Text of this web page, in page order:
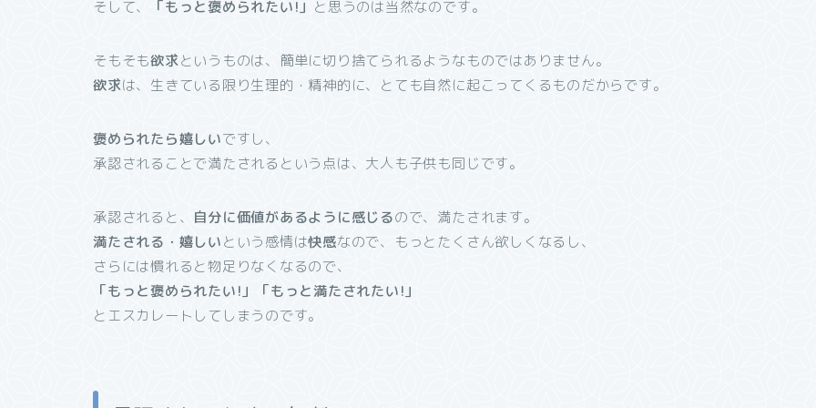
そして、 「もっと褒められたい!」 と思うのは当然なのです。
そもそも欲求というものは、簡単に切り捨てられるようなものではありません。
欲求は、生きている限り生理的・精神的に、とても自然に起こってくるものだからです。
褒められたら嬉しいですし、
承認されることで満たされるという点は、大人も子供も同じです。
承認されると、 自分に価値があるように感じるので、満たされます。
満たされる・嬉しいという感情は快感なので、もっとたくさん欲しくなるし、
さらには慣れると物足りなくなるので、
「もっと褒められたい!」「もっと満たされたい!」
とエスカレートしてしまうのです。